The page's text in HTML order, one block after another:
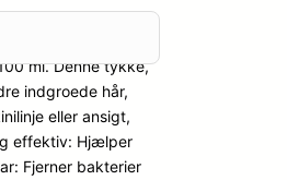
ml. Denne tykke,
indgroede hår,
eller ansigt,
effektiv: Hjælper
Fjerner bakterier